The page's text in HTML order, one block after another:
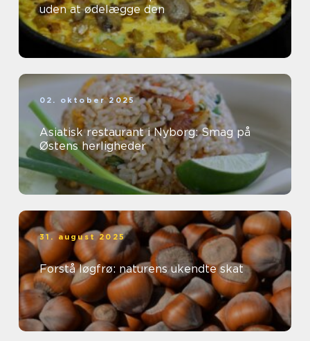
uden at ødelægge den
02. oktober 2025
Asiatisk restaurant i Nyborg: Smag på
Østens herligheder
31. august 2025
Forstå løgfrø: naturens ukendte skat